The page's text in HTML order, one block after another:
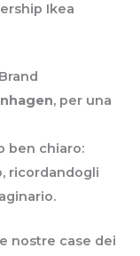
Ikea
, per una
ben chiaro:
ricordandogli
le nostre case dei